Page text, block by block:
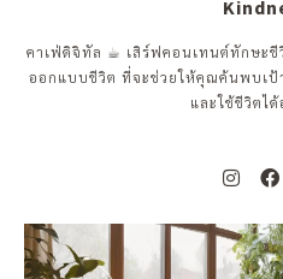
คาเฟ่ดิจิทัล ☕︎ เสิร์ฟคอนเทนต์ทักษะ
ออกแบบชีวิต ที่จะช่วยให้คุณค้นพบเป้
และใช้ชีวิตได้